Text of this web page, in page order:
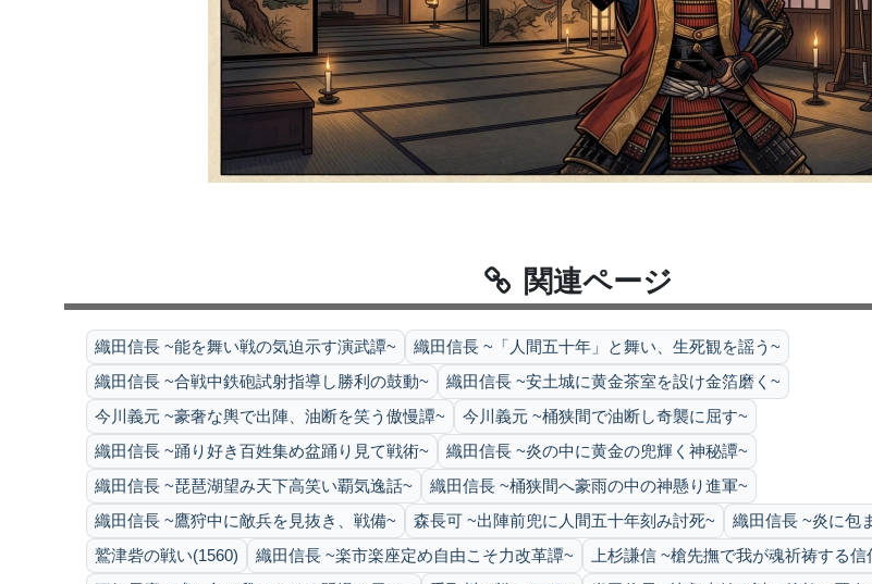
関連ページ
織田信長 ~能を舞い戦の気迫示す演武譚~
織田信長 ~「人間五十年」と舞い、生死観を謡う~
織田信長 ~合戦中鉄砲試射指導し勝利の鼓動~
織田信長 ~安土城に黄金茶室を設け金箔磨く~
今川義元 ~豪奢な輿で出陣、油断を笑う傲慢譚~
今川義元 ~桶狭間で油断し奇襲に屈す~
織田信長 ~踊り好き百姓集め盆踊り見て戦術~
織田信長 ~炎の中に黄金の兜輝く神秘譚~
織田信長 ~琵琶湖望み天下高笑い覇気逸話~
織田信長 ~桶狭間へ豪雨の中の神懸り進軍~
織田信長 ~鷹狩中に敵兵を見抜き、戦備~
森長可 ~出陣前兜に人間五十年刻み討死~
織田信長 ~炎に包
鷲津砦の戦い(1560)
織田信長 ~楽市楽座定め自由こそ力改革譚~
上杉謙信 ~槍先撫で我が魂祈祷する信